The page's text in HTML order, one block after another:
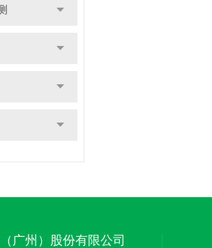
广州）股份有限公司